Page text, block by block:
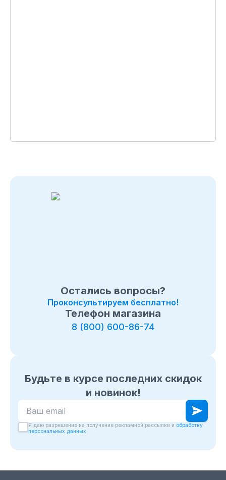
Будьте в курсе последних скидок
и новинок!
Ваш email для подписки на новости
Я даю разрешение на получение рекламной рассылки и обработку
персональных данных
Остались вопросы?
Проконсультируем бесплатно!
Телефон магазина
8 (800) 600-86-74